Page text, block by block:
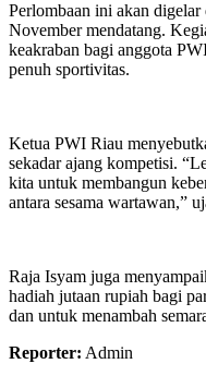
Perlombaan ini akan
November mendatang.
keakraban bagi anggota
penuh sportivitas.
Ketua PWI Riau
sekadar ajang kompetisi.
kita untuk membangun
antara sesama wartawan,”
Raja Isyam juga
hadiah jutaan rupiah bagi
dan untuk menambah
Reporter: Admin